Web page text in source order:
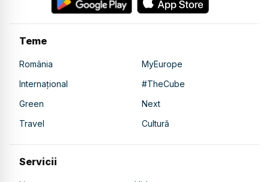
Teme
România
MyEurope
Internațional
#TheCube
Green
Next
Travel
Cultură
Servicii